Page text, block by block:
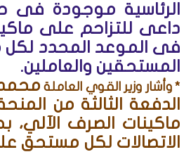
الرئاسية موجودة فى
داعى للتزاحم على
فى الموعد المحدد
المستحقين والعاملين.
* وأشار وزير القوي العاملة
الدفعة الثالثة من